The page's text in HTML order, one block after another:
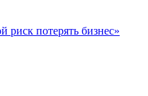
риск потерять бизнес»